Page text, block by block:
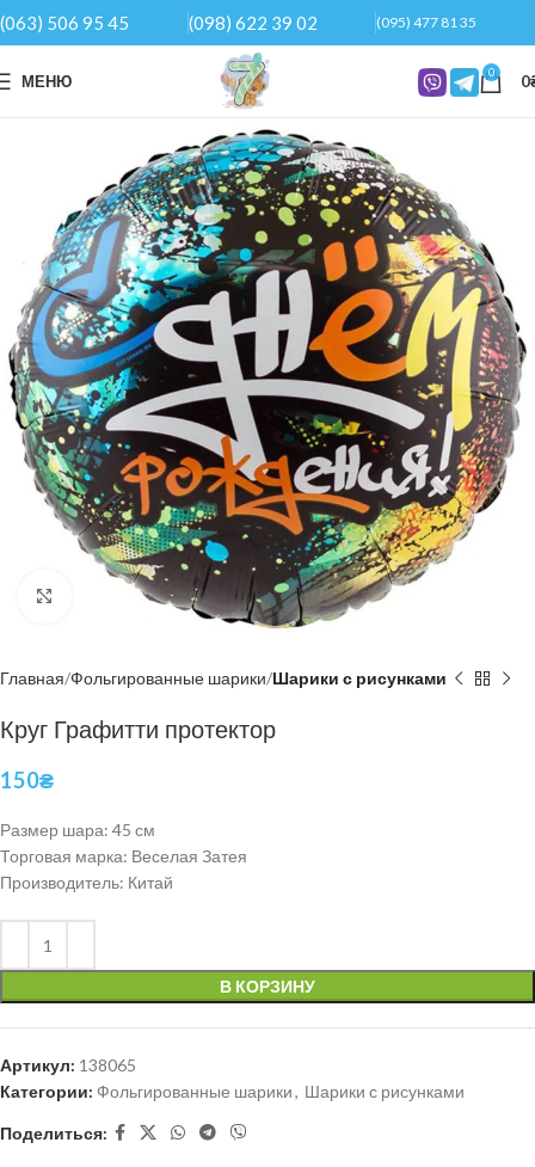
(063) 506 95 45 (098) 622 39 02 (095) 477 81 35
МЕНЮ 0 0
Нажмите, чтобы увеличить
Главная Фольгированные шарики Шарики с рисунками
Круг Графитти протектор
150₴
Размер шара: 45 см
Торговая марка: Веселая Затея
Производитель: Китай
В КОРЗИНУ
Артикул: 138065
Категории: Фольгированные шарики, Шарики с рисунками
Поделиться: